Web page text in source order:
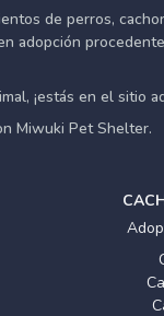
de perros,
adopción
¡estás en el sitio
Miwuki Pet Shelter.